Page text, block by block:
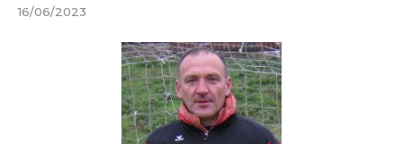
16/06/2023